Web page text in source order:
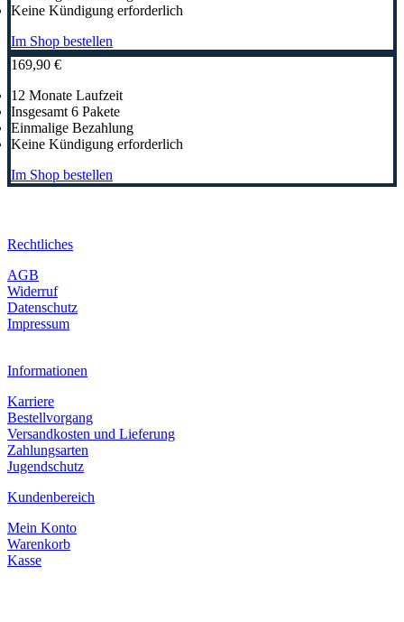
Keine Kündigung erforderlich
Im Shop bestellen
169,90 €
12 Monate Laufzeit
Insgesamt 6 Pakete
Einmalige Bezahlung
Keine Kündigung erforderlich
Im Shop bestellen
Rechtliches
AGB
Widerruf
Datenschutz
Impressum
Informationen
Karriere
Bestellvorgang
Versandkosten und Lieferung
Zahlungsarten
Jugendschutz
Kundenbereich
Mein Konto
Warenkorb
Kasse